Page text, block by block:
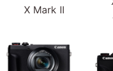
X Mark II